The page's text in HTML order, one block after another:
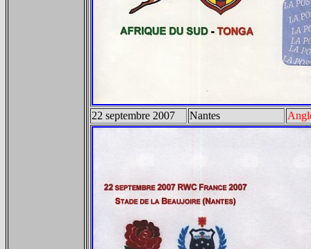
22 septembre 2007 Nantes